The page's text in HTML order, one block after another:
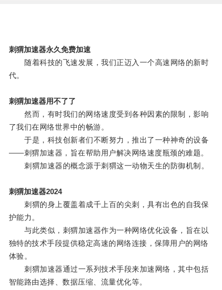
刺猬加速器永久免费加速
随着科技的飞速发展，我们正迈入一个高速网络的新时
代。
刺猬加速器用不了了
然而，有时我们的网络速度受到各种因素的限制，影响
了我们在网络世界中的畅游。
于是，科技创新者们不断努力，推出了一种神奇的设备
——刺猬加速器，旨在帮助用户解决网络速度瓶颈的难题。
刺猬加速器的概念源于刺猬这一动物天生的防御机制。
刺猬加速器2024
刺猬的身上覆盖着成千上百的尖刺，具有出色的自我保
护能力。
与此类似，刺猬加速器作为一种网络优化设备，旨在以
独特的技术手段提供稳定高速的网络连接，保障用户的网络
体验。
刺猬加速器通过一系列技术手段来加速网络，其中包括
智能路由选择、数据压缩、流量优化等。